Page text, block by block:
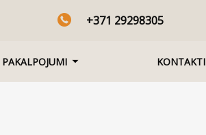
+371 29298305
PAKALPOJUMI KONTAKTI